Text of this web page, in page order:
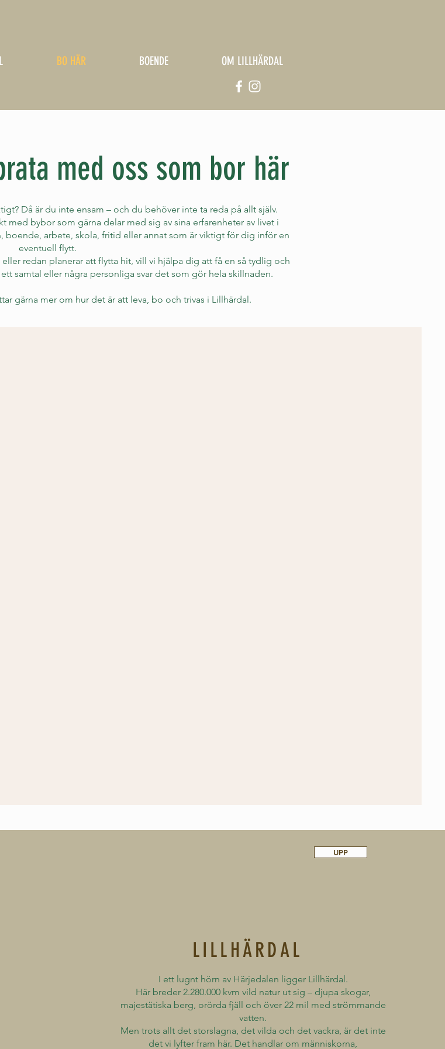
BO HÄR BOENDE OM LILLHÄRDAL
med oss som bor här
Då är du inte ensam – och du behöver inte ta reda på allt själv.
med bybor som gärna delar med sig av sina erfarenheter av livet i
boende, arbete, skola, fritid eller annat som är viktigt för dig inför en
eventuell flytt.
redan planerar att flytta hit, vill vi hjälpa dig att få en så tydlig och
samtal eller några personliga svar det som gör hela skillnaden.
gärna mer om hur det är att leva, bo och trivas i Lillhärdal.
UPP
LILLHÄRDAL
I ett lugnt hörn av Härjedalen ligger Lillhärdal.
Här breder 2.280.000 kvm vild natur ut sig – djupa skogar,
majestätiska berg, orörda fjäll och över 22 mil med strömmande
vatten.
Men trots allt det storslagna, det vilda och det vackra, är det inte
det vi lyfter fram här. Det handlar om människorna,